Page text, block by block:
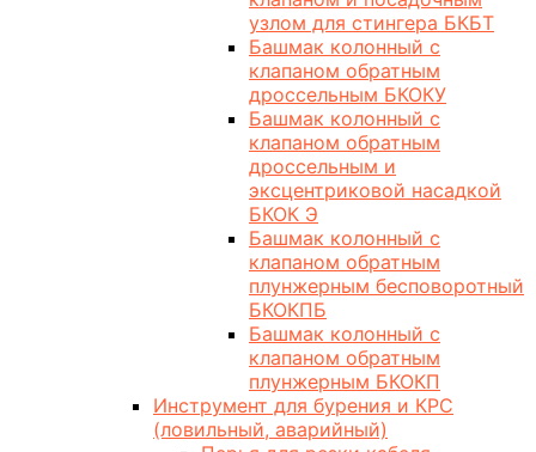
узлом для стингера БКБТ
Башмак колонный с
клапаном обратным
дроссельным БКОКУ
Башмак колонный с
клапаном обратным
дроссельным и
эксцентриковой насадкой
БКОК Э
Башмак колонный с
клапаном обратным
плунжерным бесповоротный
БКОКПБ
Башмак колонный с
клапаном обратным
плунжерным БКОКП
Инструмент для бурения и КРС
(ловильный, аварийный)